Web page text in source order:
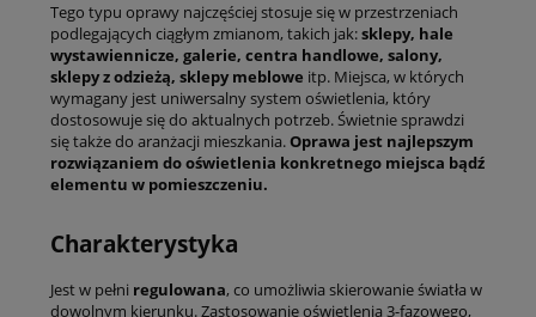
Tego typu oprawy najczęściej stosuje się w przestrzeniach
podlegających ciągłym zmianom, takich jak:sklepy, hale
wystawiennicze, galerie, centra handlowe, salony,
sklepy z odzieżą, sklepy meblowe itp. Miejsca, w których
wymagany jest uniwersalny system oświetlenia, który
dostosowuje się do aktualnych potrzeb. Świetnie sprawdzi
się także do aranżacji mieszkania.Oprawa jest najlepszym
rozwiązaniem do oświetlenia konkretnego miejsca bądź
elementu w pomieszczeniu.
Charakterystyka
Jest w pełni regulowana, co umożliwia skierowanie światła w
dowolnym kierunku. Zastosowanie oświetlenia 3-fazowego,